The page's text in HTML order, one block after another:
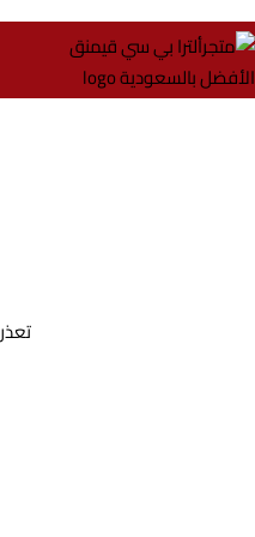
متجرألترا بي سي قيمنق